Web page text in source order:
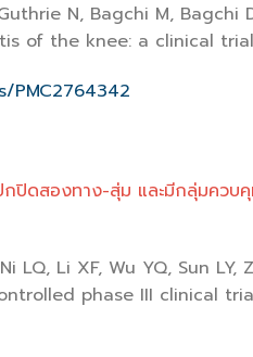
N, Bagchi M,
the knee: a clinical trial.
PMC2764342
ปิดสองทาง-สุ่ม และมีกลุ่มควบ
LQ, Li XF, Wu YQ, Sun
phase III clinical